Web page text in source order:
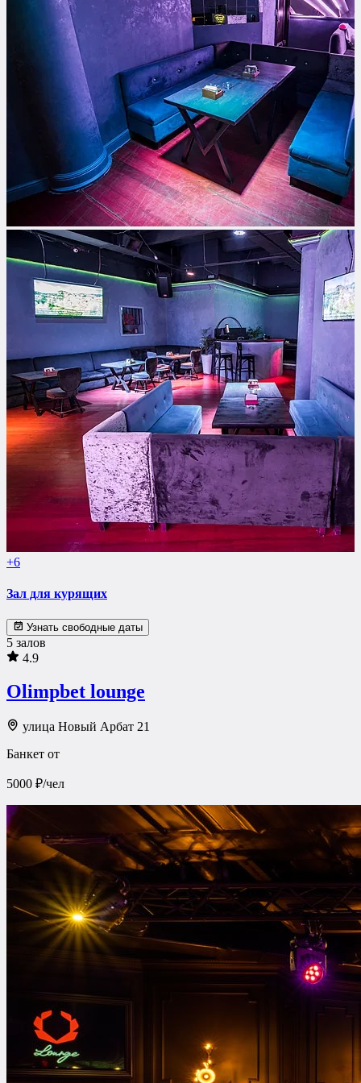
+6
Зал для курящих
Узнать свободные даты
5 залов
4.9
Olimpbet lounge
улица Новый Арбат 21
Банкет от
5000 ₽/чел